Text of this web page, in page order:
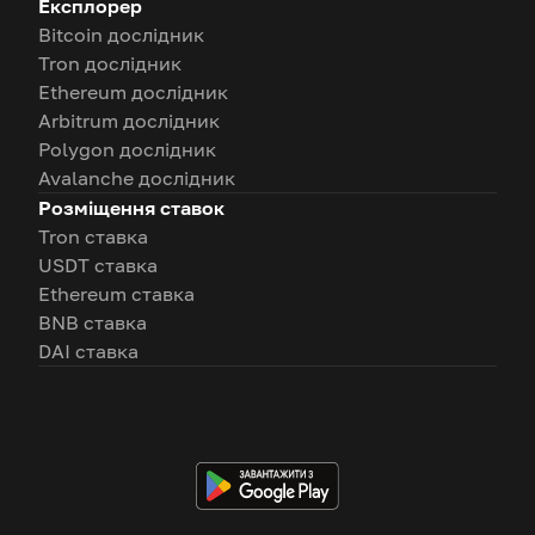
Експлорер
Bitcoin дослідник
Tron дослідник
Ethereum дослідник
Arbitrum дослідник
Polygon дослідник
Avalanche дослідник
Розміщення ставок
Tron ставка
USDT ставка
Ethereum ставка
BNB ставка
DAI ставка